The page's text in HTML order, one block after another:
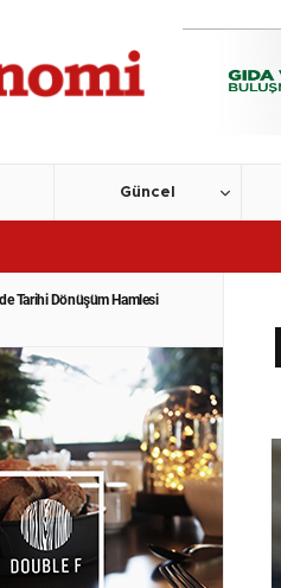
Güncel
Tarihi Dönüşüm Hamlesi